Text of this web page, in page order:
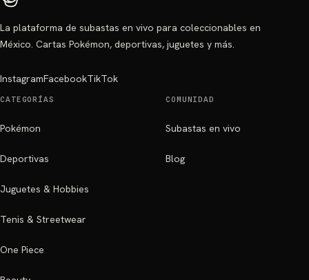
La plataforma de subastas en vivo para coleccionables en
México. Cartas Pokémon, deportivas, juguetes y más.
InstagramFacebookTikTok
CATEGORÍAS
Pokémon
Deportivas
Juguetes & Hobbies
Tenis & Streetwear
One Piece
COMUNIDAD
Subastas en vivo
Blog